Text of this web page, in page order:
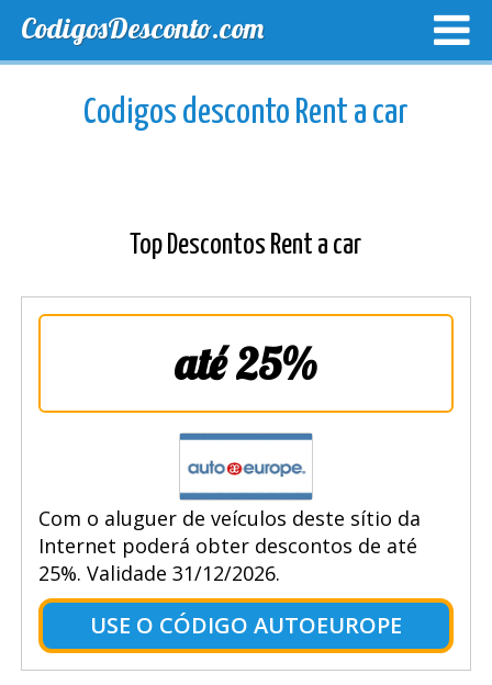
CodigosDesconto.com
Codigos desconto Rent a car
Top Descontos Rent a car
até 25%
Com o aluguer de veículos deste sítio da
Internet poderá obter descontos de até
25%. Validade 31/12/2026.
USE O CÓDIGO AUTOEUROPE